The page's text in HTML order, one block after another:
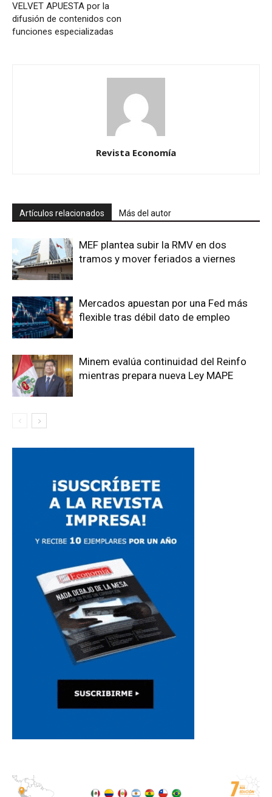
VELVET APUESTA por la
difusión de contenidos con
funciones especializadas
Revista Economía
Artículos relacionados Más del autor
MEF plantea subir la RMV en dos
tramos y mover feriados a viernes
Mercados apuestan por una Fed más
flexible tras débil dato de empleo
Minem evalúa continuidad del Reinfo
mientras prepara nueva Ley MAPE